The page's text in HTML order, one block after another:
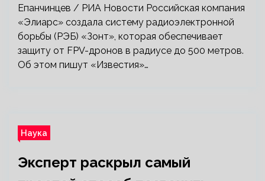
Епанчинцев / РИА Новости Российская компания
«Элиарс» создала систему радиоэлектронной
борьбы (РЭБ) «Зонт», которая обеспечивает
защиту от FPV-дронов в радиусе до 500 метров.
Об этом пишут «Известия»…
Наука
Эксперт раскрыл самый